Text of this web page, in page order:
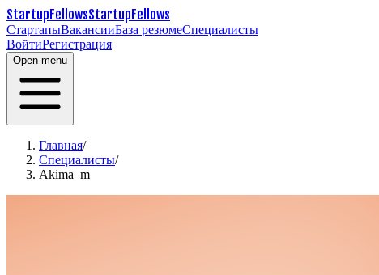
StartupFellowsStartupFellows
СтартапыВакансииБаза резюмеСпециалисты
ВойтиРегистрация
Open menu
Главная/
Специалисты/
Akima_m